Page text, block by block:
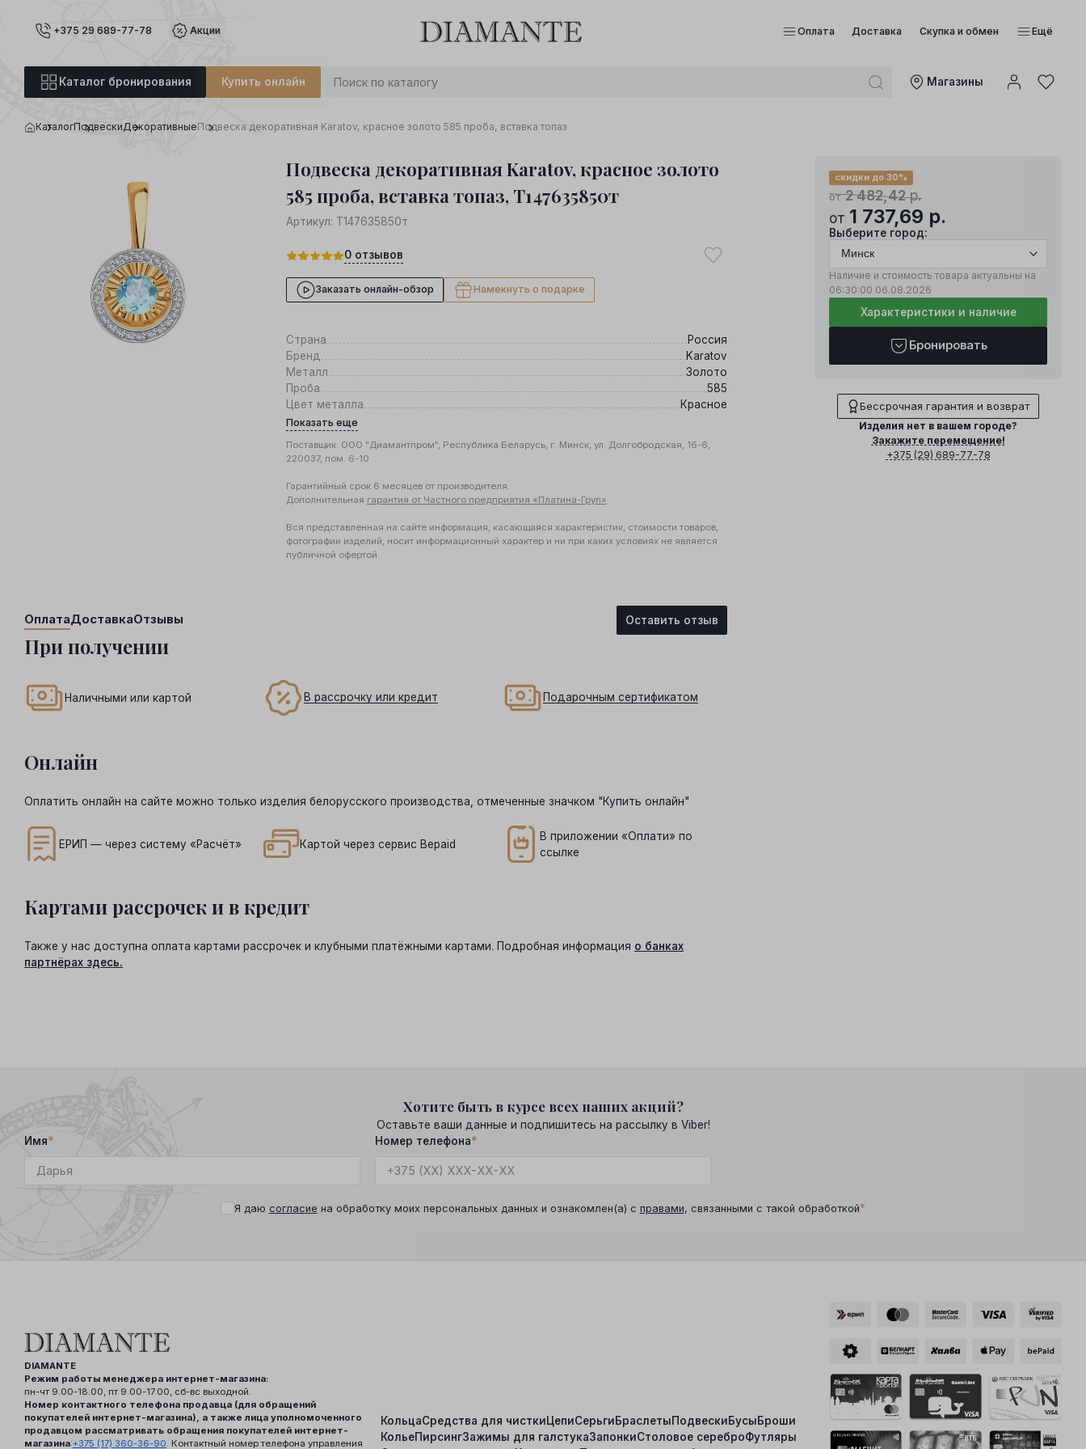
+375 29 689-77-78 Акции Оплата Доставка Скупка и обмен Ещё
Каталог бронирования Купить онлайн Mагазины
0 : 0 0
КаталогПодвескиДекоративныеПодвеска декоративная Karatov, красное золото 585 проба, вставка топаз
Подвеска декоративная Karatov, красное золото
585 проба, вставка топаз, Т147635850т
Артикул: Т147635850т
0 отзывов
Заказать онлайн-обзор Намекнуть о подарке
от2 482,42р.
скидки до 30%
от 1 737,69 р.
Выберите город:
Наличие и стоимость товара актуальны на
06:30:00 06.08.2026
Характеристики и наличие
Бронировать
Бессрочная гарантия и возврат
Изделия нет в вашем городе?
Закажите перемещение!
+375 (29) 689-77-78
Страна
Россия
Бренд
Karatov
Металл
Золото
Проба
585
Цвет металла
Красное
Показать еще
Поставщик: ООО "Диамантпром", Республика Беларусь, г. Минск, ул. Долгобродская, 16-6,
220037, пом. 6-10
Гарантийный срок 6 месяцев от производителя.
Дополнительная гарантия от Частного предприятия «Платина-Груп».
Вся представленная на сайте информация, касающаяся характеристик, стоимости товаров,
фотографии изделий, носит информационный характер и ни при каких условиях не является
публичной офертой.
Оплата
При получении
Наличными или картой В рассрочку или кредит Подарочным сертификатом
Онлайн
Оплатить онлайн на сайте можно только изделия белорусского производства, отмеченные значком "Купить онлайн"
ЕРИП — через систему «Расчёт» Картой через сервис Bepaid
В приложении «Оплати» по
ссылке
Картами рассрочек и в кредит
Также у нас доступна оплата картами рассрочек и клубными платёжными картами. Подробная информация о банках
партнёрах здесь.
ДоставкаОтзывы Оставить отзыв
Хотите быть в курсе всех наших акций?
Оставьте ваши данные и подпишитесь на рассылку в Viber!
Имя* Номер телефона*
Я даю согласие на обработку моих персональных данных и ознакомлен(а) с правами, связанными с такой обработкой*
DIAMANTE
Режим работы менеджера интернет-магазина:
пн-чт 9.00-18.00, пт 9.00-17.00, сб-вс выходной.
Номер контактного телефона продавца (для обращений
покупателей интернет-магазина), а также лица уполномоченного
продавцом рассматривать обращения покупателей интернет-
магазина:+375 (17) 360-36-90 . Контактный номер телефона управления
КольцаСредства для чисткиЦепиСерьгиБраслетыПодвескиБусыБроши
КольеПирсингЗажимы для галстукаЗапонкиСтоловое сереброФутляры